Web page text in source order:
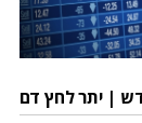
| יתר לחץ דם